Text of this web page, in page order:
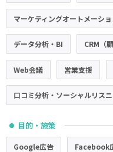
マーケティングオートメーショ
データ分析・BI CRM（
Web会議 営業支援
口コミ分析・ソーシャルリス
● 目的・施策
Google広告 Facebook